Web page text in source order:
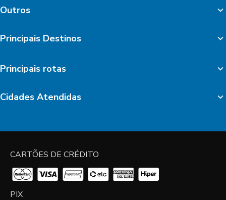
Outros
Principais Destinos
Principais rotas
Cidades Atendidas
CARTÕES DE CRÉDITO
PIX